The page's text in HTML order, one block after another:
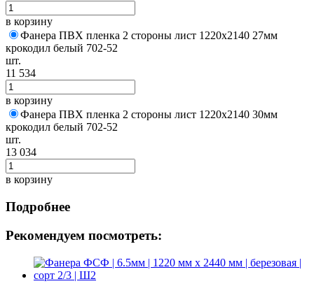
в корзину
Фанера ПВХ пленка 2 стороны лист 1220х2140 27мм
крокодил белый 702-52
шт.
11 534
в корзину
Фанера ПВХ пленка 2 стороны лист 1220х2140 30мм
крокодил белый 702-52
шт.
13 034
в корзину
Подробнее
Рекомендуем посмотреть: